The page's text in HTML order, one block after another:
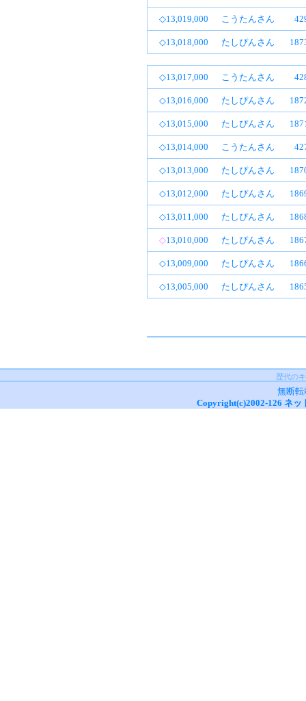
◇13,019,000 こうたんさん
◇13,018,000 たしぴんさん
◇13,017,000 こうたんさん
◇13,016,000 たしぴんさん
◇13,015,000 たしぴんさん
◇13,014,000 こうたんさん
◇13,013,000 たしぴんさん
◇13,012,000 たしぴんさん
◇13,011,000 たしぴんさん
◇13,010,000 たしぴんさん
◇13,009,000 たしぴんさん
◇13,005,000 たしぴんさん
歴代の
無断
Copyright(c)2002-126 ネッ